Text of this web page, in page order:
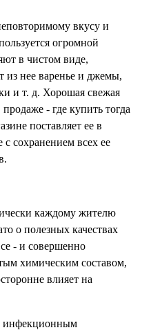
вкусу и
огромной
в чистом виде,
из нее варенье и джемы,
и т. д. Хорошая свежая
- где купить тогда
поставляет ее в
сохранением всех ее
каждому жителю
о полезных качествах
- и совершенно
химическим составом,
влияет на
инфекционным